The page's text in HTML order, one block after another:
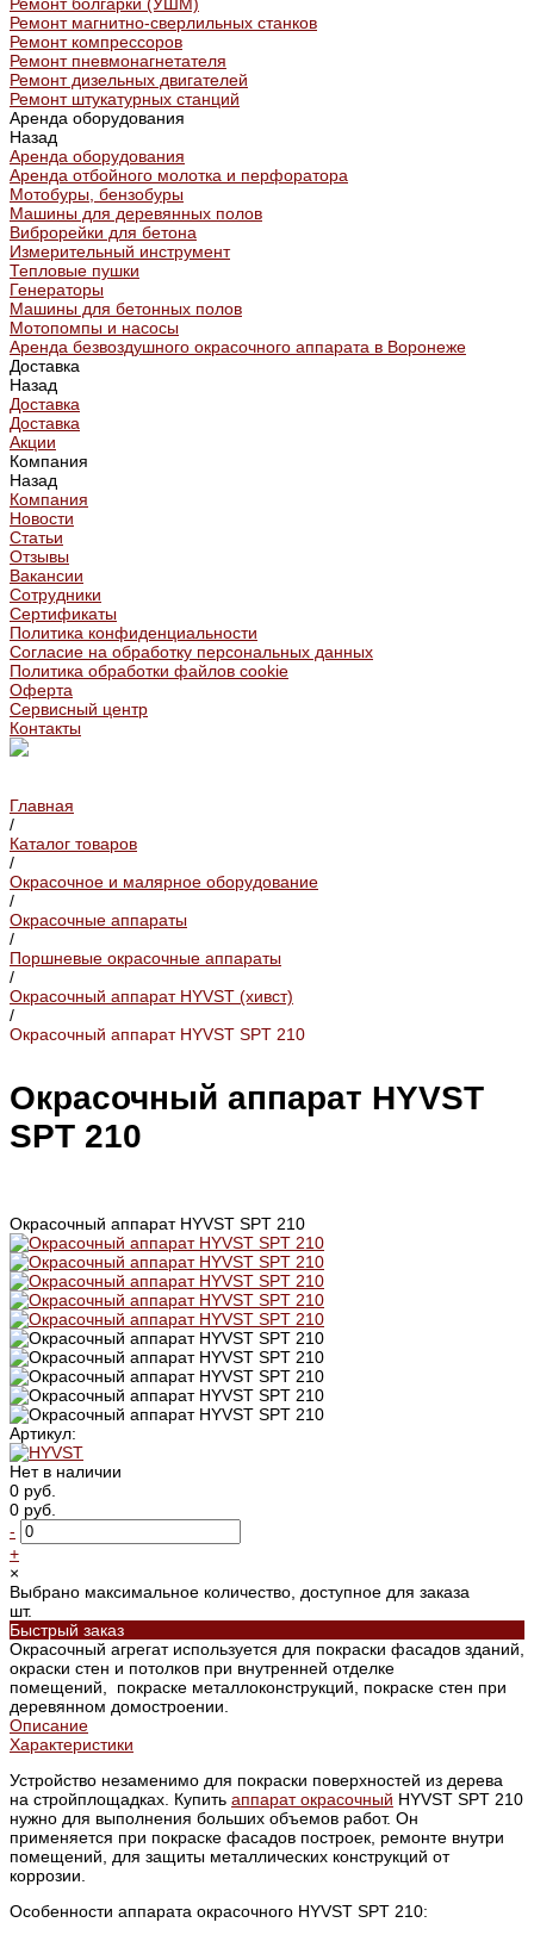
Ремонт магнитно-сверлильных станков
Ремонт компрессоров
Ремонт пневмонагнетателя
Ремонт дизельных двигателей
Ремонт штукатурных станций
Аренда оборудования
Назад
Аренда оборудования
Аренда отбойного молотка и перфоратора
Мотобуры, бензобуры
Машины для деревянных полов
Виброрейки для бетона
Измерительный инструмент
Тепловые пушки
Генераторы
Машины для бетонных полов
Мотопомпы и насосы
Аренда безвоздушного окрасочного аппарата в Воронеже
Доставка
Назад
Доставка
Доставка
Акции
Компания
Назад
Компания
Новости
Статьи
Отзывы
Вакансии
Сотрудники
Сертификаты
Политика конфиденциальности
Согласие на обработку персональных данных
Политика обработки файлов cookie
Оферта
Сервисный центр
Контакты
Главная
/
Каталог товаров
/
Окрасочное и малярное оборудование
/
Окрасочные аппараты
/
Поршневые окрасочные аппараты
/
Окрасочный аппарат HYVST (хивст)
/
Окрасочный аппарат HYVST SPT 210
Окрасочный аппарат HYVST
SPT 210
Окрасочный аппарат HYVST SPT 210
Артикул:
Нет в наличии
0 руб.
0 руб.
-
+
×
Выбрано максимальное количество, доступное для заказа
шт.
Быстрый заказ
Окрасочный агрегат используется для покраски фасадов зданий,
окраски стен и потолков при внутренней отделке
помещений, покраске металлоконструкций, покраске стен при
деревянном домостроении.
Описание
Характеристики
Устройство незаменимо для покраски поверхностей из дерева
на стройплощадках. Купить аппарат окрасочный HYVST SPT 210
нужно для выполнения больших объемов работ. Он
применяется при покраске фасадов построек, ремонте внутри
помещений, для защиты металлических конструкций от
коррозии.
Особенности аппарата окрасочного HYVST SPT 210: